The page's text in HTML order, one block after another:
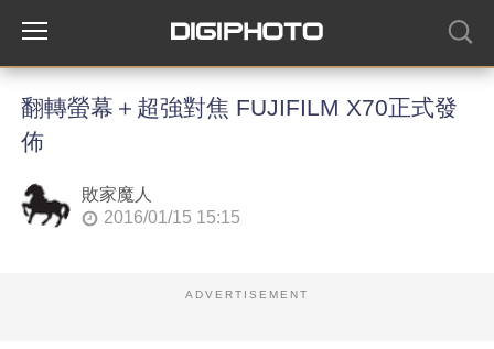
翻轉螢幕＋超強對焦 FUJIFILM X70正式發
佈
敗家魔人
2016/01/15 15:15
ADVERTISEMENT